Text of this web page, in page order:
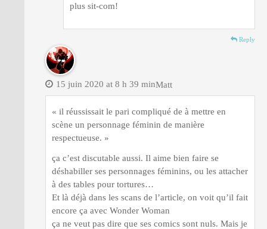
plus sit-com!
Reply
Matt
15 juin 2020 at 8 h 39 min
« il réussissait le pari compliqué de à mettre en
scène un personnage féminin de manière
respectueuse. »
ça c’est discutable aussi. Il aime bien faire se
déshabiller ses personnages féminins, ou les attacher
à des tables pour tortures…
Et là déjà dans les scans de l’article, on voit qu’il fait
encore ça avec Wonder Woman
ça ne veut pas dire que ses comics sont nuls. Mais je